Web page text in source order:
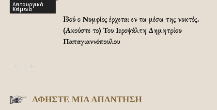
Λειτουργικά
Κείμενα
Iδού ο Νυμφίος έρχεται εν τω μέσω της νυκτός.
(Ακούστε το) Του Ιεροψάλτη Δημητρίου
Παπαγιαννόπουλου
ΑΦΗΣΤΕ ΜΙΑ ΑΠΑΝΤΗΣΗ